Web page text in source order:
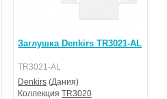
Заглушка Denkirs TR3021-AL
TR3021-AL
Denkirs (Дания)
КоллекцияTR3020